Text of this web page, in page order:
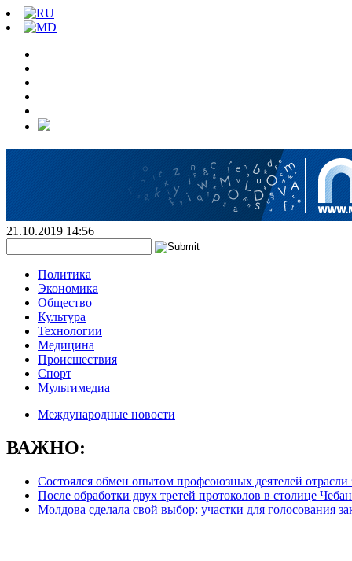
21.10.2019 14:56
Политика
Экономика
Общество
Культура
Технологии
Медицина
Происшествия
Спорт
Мультимедиа
Международные новости
ВАЖНО:
Состоялся обмен опытом профсоюзных деятелей
После обработки двух третей протоколов в столице
Молдова сделала свой выбор: участки для голосования